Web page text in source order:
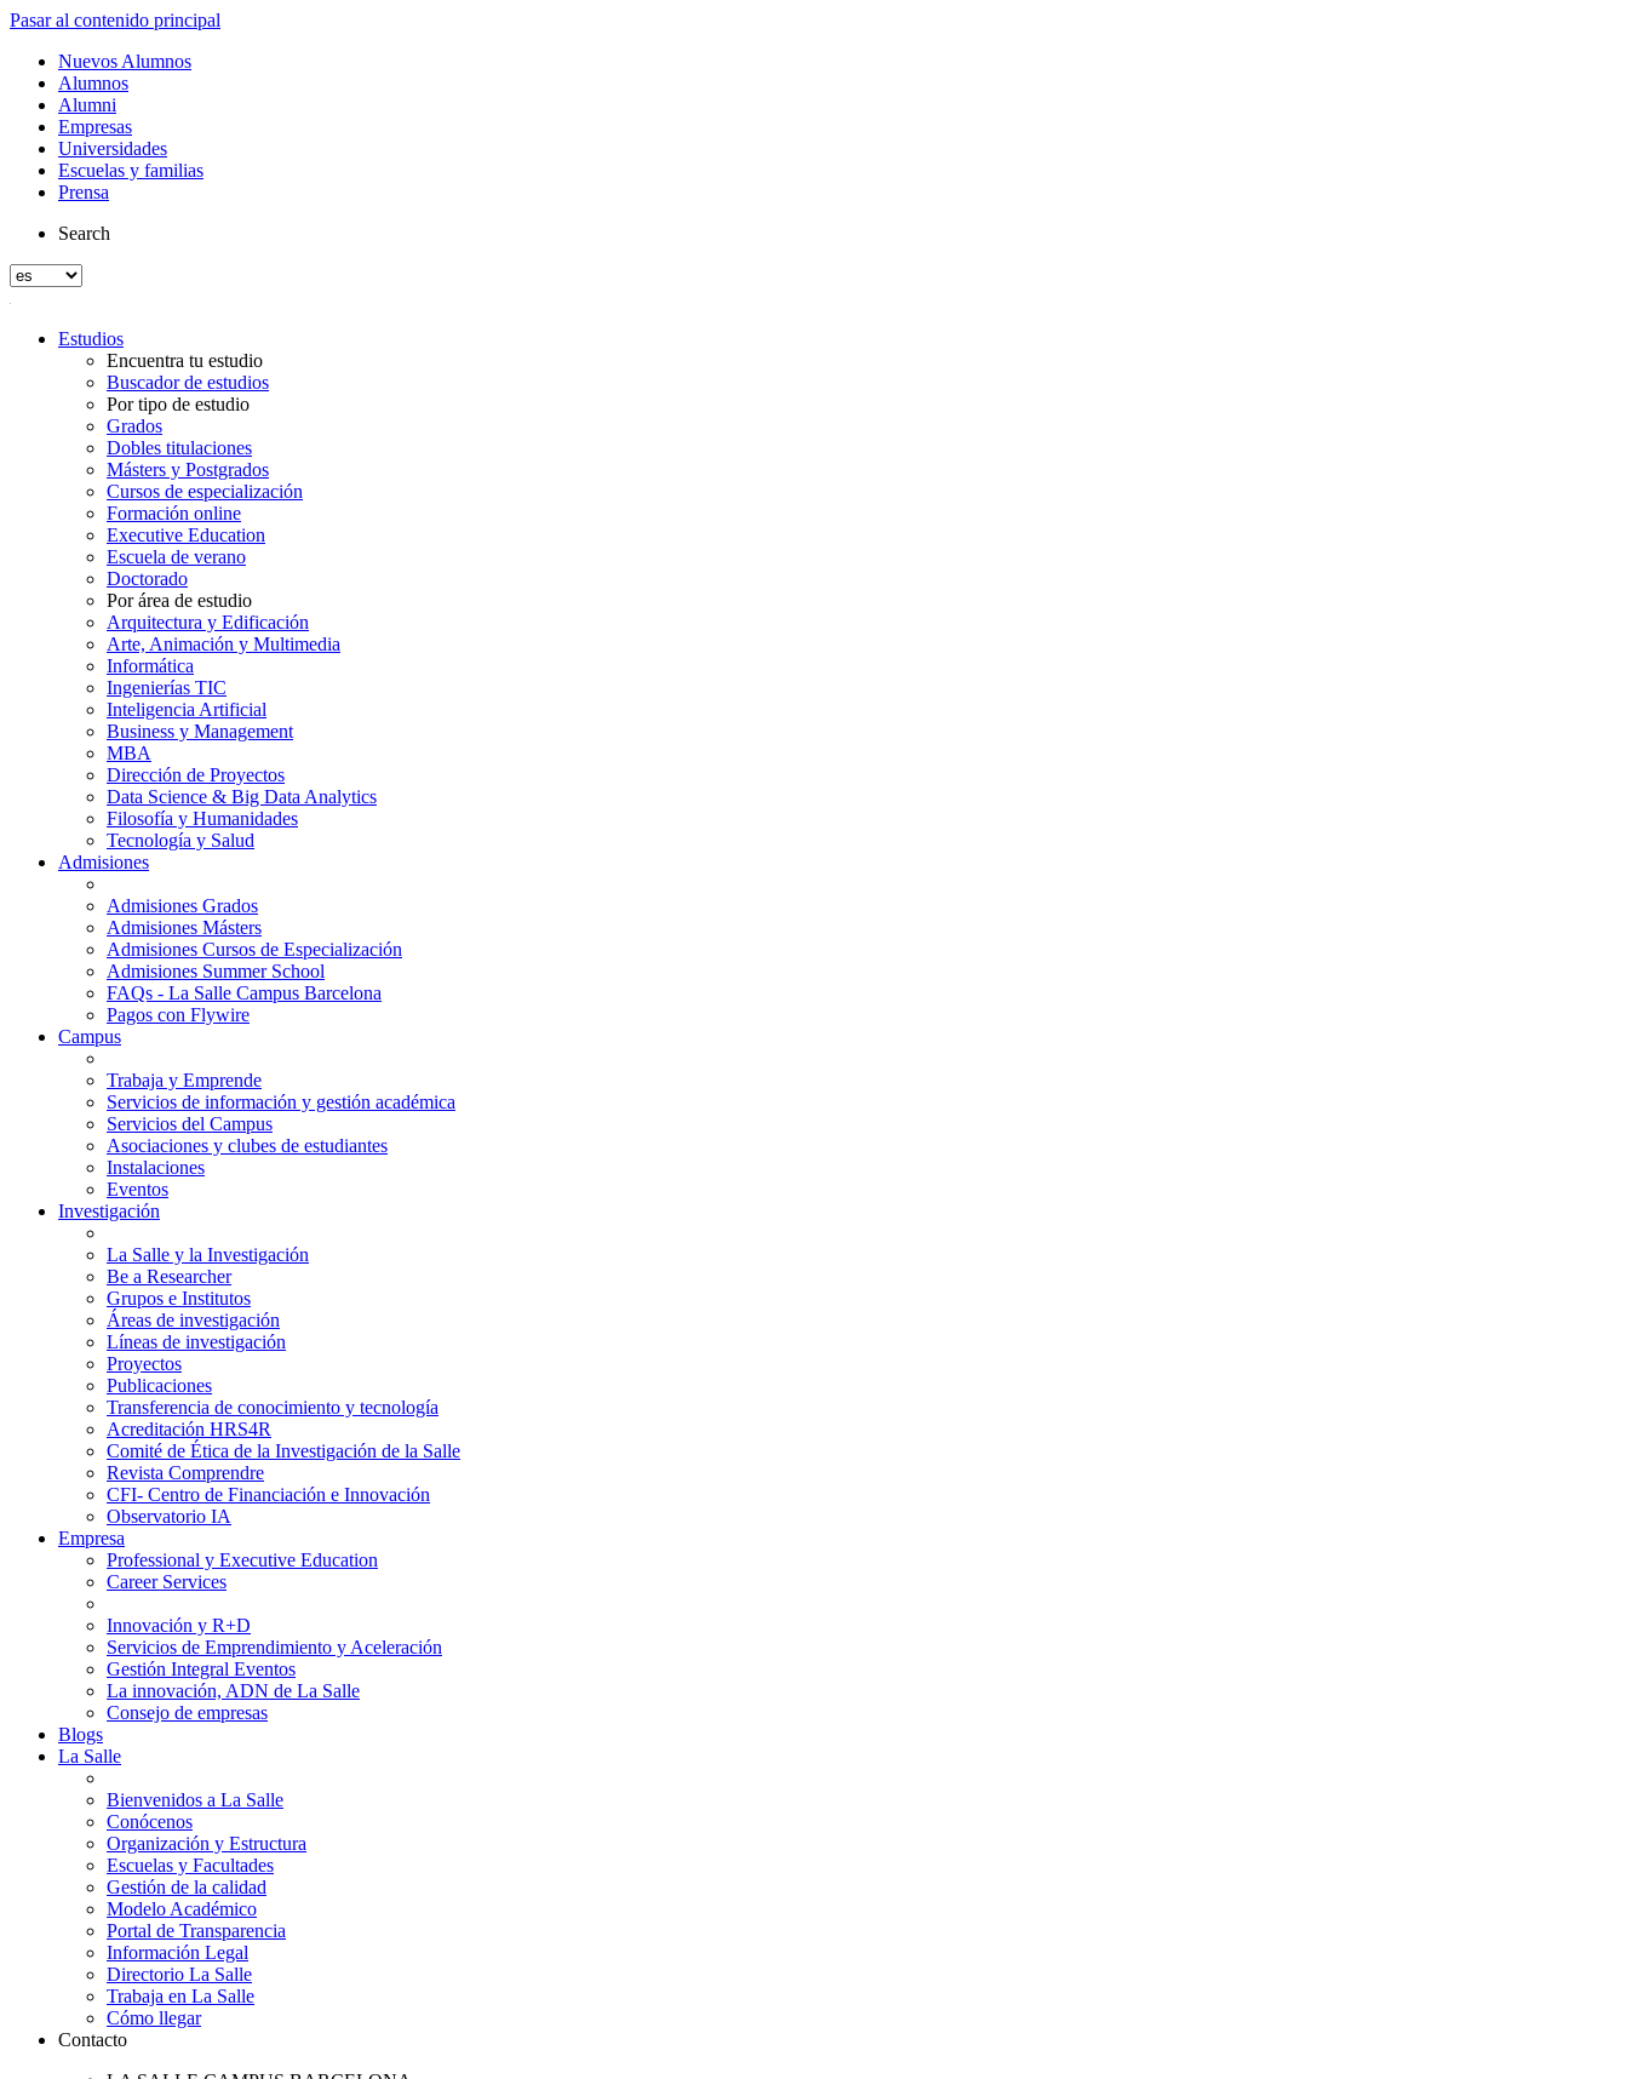
Pasar al contenido principal
Nuevos Alumnos
Alumnos
Alumni
Empresas
Universidades
Escuelas y familias
Prensa
Search
Estudios
Encuentra tu estudio
Buscador de estudios
Por tipo de estudio
Grados
Dobles titulaciones
Másters y Postgrados
Cursos de especialización
Formación online
Executive Education
Escuela de verano
Doctorado
Por área de estudio
Arquitectura y Edificación
Arte, Animación y Multimedia
Informática
Ingenierías TIC
Inteligencia Artificial
Business y Management
MBA
Dirección de Proyectos
Data Science & Big Data Analytics
Filosofía y Humanidades
Tecnología y Salud
Admisiones
Admisiones Grados
Admisiones Másters
Admisiones Cursos de Especialización
Admisiones Summer School
FAQs - La Salle Campus Barcelona
Pagos con Flywire
Campus
Trabaja y Emprende
Servicios de información y gestión académica
Servicios del Campus
Asociaciones y clubes de estudiantes
Instalaciones
Eventos
Investigación
La Salle y la Investigación
Be a Researcher
Grupos e Institutos
Áreas de investigación
Líneas de investigación
Proyectos
Publicaciones
Transferencia de conocimiento y tecnología
Acreditación HRS4R
Comité de Ética de la Investigación de la Salle
Revista Comprendre
CFI- Centro de Financiación e Innovación
Observatorio IA
Empresa
Professional y Executive Education
Career Services
Innovación y R+D
Servicios de Emprendimiento y Aceleración
Gestión Integral Eventos
La innovación, ADN de La Salle
Consejo de empresas
Blogs
La Salle
Bienvenidos a La Salle
Conócenos
Organización y Estructura
Escuelas y Facultades
Gestión de la calidad
Modelo Académico
Portal de Transparencia
Información Legal
Directorio La Salle
Trabaja en La Salle
Cómo llegar
Contacto